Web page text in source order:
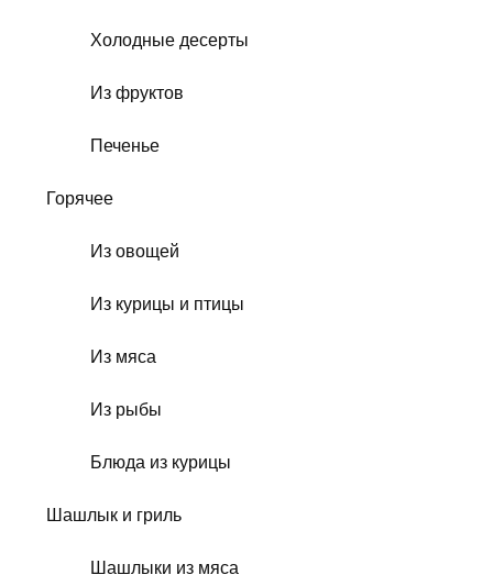
Холодные десерты
Из фруктов
Печенье
Горячее
Из овощей
Из курицы и птицы
Из мяса
Из рыбы
Блюда из курицы
Шашлык и гриль
Шашлыки из мяса